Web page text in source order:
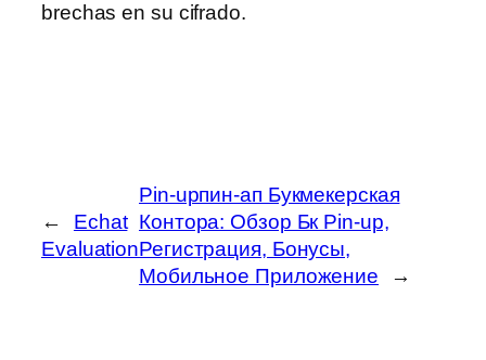
brechas en su cifrado.
←
Echat
Evaluation
Pin-upпин-ап Букмекерская
Контора: Обзор Бк Pin-up,
Регистрация, Бонусы,
Мобильное Приложение
→